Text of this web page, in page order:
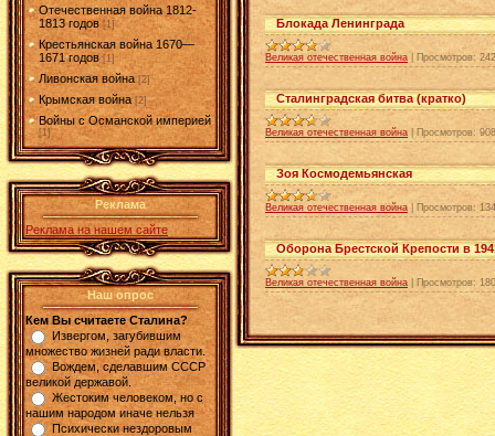
Отечественная война 1812-
1813 годов [1]
Крестьянская война 1670—
1671 годов [1]
Ливонская война [2]
Крымская война [2]
Войны с Османской империей
[1]
Реклама
Реклама на нашем сайте
Наш опрос
Кем Вы считаете Сталина?
Извергом, загубившим
множество жизней ради власти.
Вождем, сделавшим СССР
великой державой.
Жестоким человеком, но с
нашим народом иначе нельзя
Психически нездоровым
Блокада Ленинграда
Великая отечественная война Просмотров:
Сталинградская битва (кратко)
Великая отечественная война Просмотров:
Зоя Космодемьянская
Великая отечественная война Просмотров:
Оборона Брестской Крепости в
Великая отечественная война Просмотров: